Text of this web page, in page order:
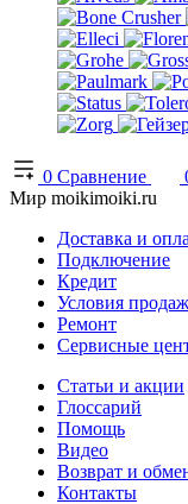
0 Сравнение
Мир moikimoiki.ru
Доставка и
Подключение
Кредит
Условия
Ремонт
Сервисные
Статьи и акции
Глоссарий
Помощь
Видео
Возврат и
Контакты